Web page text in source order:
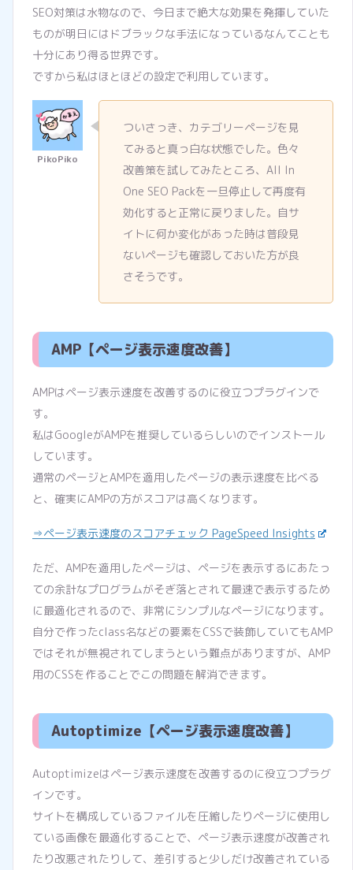
SEO対策は水物なので、今日まで絶大な効果を発揮していた
ものが明日にはドブラックな手法になっているなんてことも
十分にあり得る世界です。
ですから私はほとほどの設定で利用しています。
ついさっき、カテゴリーページを見
てみると真っ白な状態でした。色々
改善策を試してみたところ、All In
One SEO Packを一旦停止して再度有
効化すると正常に戻りました。自サ
イトに何か変化があった時は普段見
ないページも確認しておいた方が良
さそうです。
AMP【ページ表示速度改善】
AMPはページ表示速度を改善するのに役立つプラグインで
す。
私はGoogleがAMPを推奨しているらしいのでインストール
しています。
通常のページとAMPを適用したページの表示速度を比べる
と、確実にAMPの方がスコアは高くなります。
⇒ページ表示速度のスコアチェック PageSpeed Insights
ただ、AMPを適用したページは、ページを表示するにあたっ
ての余計なプログラムがそぎ落とされて最速で表示するため
に最適化されるので、非常にシンプルなページになります。
自分で作ったclass名などの要素をCSSで装飾していてもAMP
ではそれが無視されてしまうという難点がありますが、AMP
用のCSSを作ることでこの問題を解消できます。
Autoptimize【ページ表示速度改善】
Autoptimizeはページ表示速度を改善するのに役立つプラグ
インです。
サイトを構成しているファイルを圧縮したりページに使用し
ている画像を最適化することで、ページ表示速度が改善され
たり改悪されたりして、差引すると少しだけ改善されている